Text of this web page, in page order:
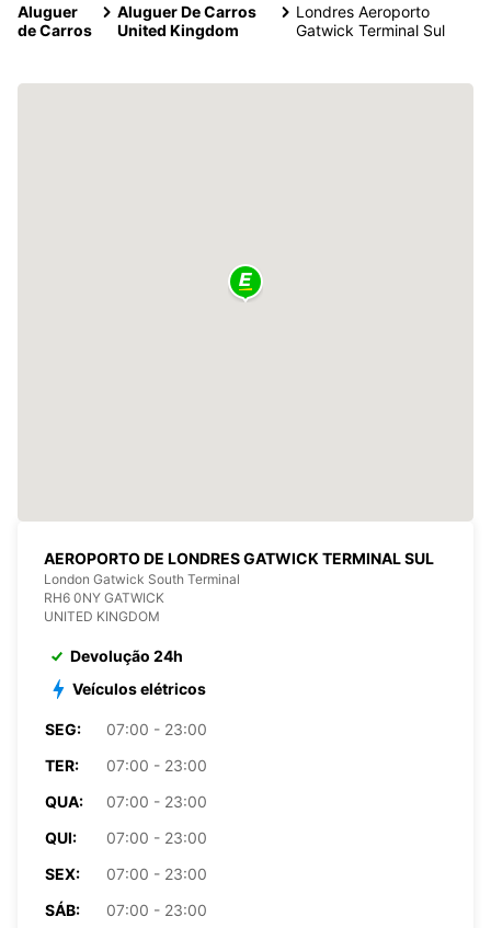
Aluguer
de Carros
Aluguer De Carros
United Kingdom
Londres Aeroporto
Gatwick Terminal Sul
AEROPORTO DE LONDRES GATWICK TERMINAL SUL
London Gatwick South Terminal
RH6 0NY GATWICK
UNITED KINGDOM
Devolução 24h
Veículos elétricos
SEG:
07:00 - 23:00
TER:
07:00 - 23:00
QUA:
07:00 - 23:00
QUI:
07:00 - 23:00
SEX:
07:00 - 23:00
SÁB:
07:00 - 23:00